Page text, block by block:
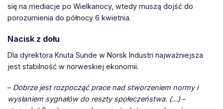
się na mediacje po Wielkanocy, wtedy muszą dojść do
porozumienia do północy 6 kwietnia.
Nacisk z dołu
Dla dyrektora Knuta Sunde w Norsk Industri najważniejsza
jest stabilność w norweskiej ekonomii.
– Dobrze jest rozpocząć prace nad stworzeniem normy i
wysłaniem sygnałów do reszty społeczeństwa. (…)–